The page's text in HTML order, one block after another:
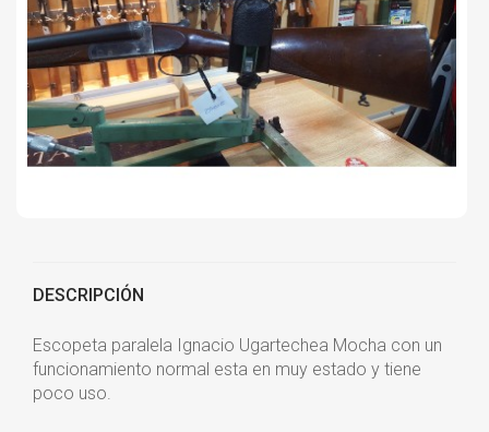
DESCRIPCIÓN
Escopeta paralela Ignacio Ugartechea Mocha con un
funcionamiento normal esta en muy estado y tiene
poco uso.